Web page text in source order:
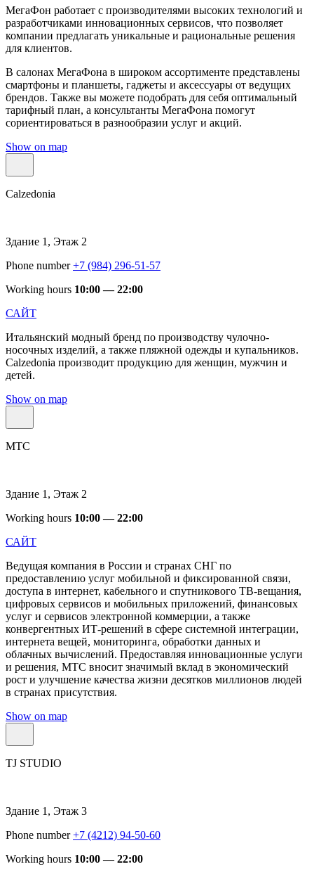
МегаФон работает с производителями высоких технологий и
разработчиками инновационных сервисов, что позволяет
компании предлагать уникальные и рациональные решения
для клиентов.
В салонах МегаФона в широком ассортименте представлены
смартфоны и планшеты, гаджеты и аксессуары от ведущих
брендов. Также вы можете подобрать для себя оптимальный
тарифный план, а консультанты МегаФона помогут
сориентироваться в разнообразии услуг и акций.
Show on map
Calzedonia
Здание 1, Этаж 2
Phone number+7 (984) 296-51-57
Working hours 10:00 — 22:00
САЙТ
Итальянский модный бренд по производству чулочно-
носочных изделий, а также пляжной одежды и купальников.
Calzedonia производит продукцию для женщин, мужчин и
детей.
Show on map
МТС
Здание 1, Этаж 2
Working hours 10:00 — 22:00
САЙТ
Ведущая компания в России и странах СНГ по
предоставлению услуг мобильной и фиксированной связи,
доступа в интернет, кабельного и спутникового ТВ-вещания,
цифровых сервисов и мобильных приложений, финансовых
услуг и сервисов электронной коммерции, а также
конвергентных ИТ-решений в сфере системной интеграции,
интернета вещей, мониторинга, обработки данных и
облачных вычислений. Предоставляя инновационные услуги
и решения, МТС вносит значимый вклад в экономический
рост и улучшение качества жизни десятков миллионов людей
в странах присутствия.
Show on map
TJ STUDIO
Здание 1, Этаж 3
Phone number+7 (4212) 94-50-60
Working hours 10:00 — 22:00